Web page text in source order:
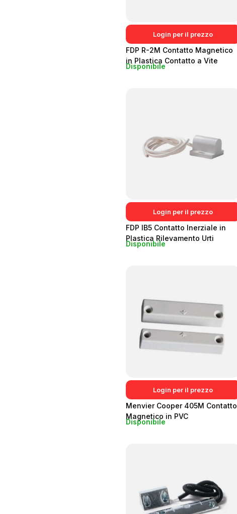
Login per il prezzo
FDP R-2M Contatto Magnetico
in Plastica Contatto a Vite
Disponibile
Login per il prezzo
FDP IB5 Contatto Inerziale in
Plastica Rilevamento Urti
Disponibile
Login per il prezzo
Menvier Cooper 405M Contatto
Magnetico in PVC
Disponibile